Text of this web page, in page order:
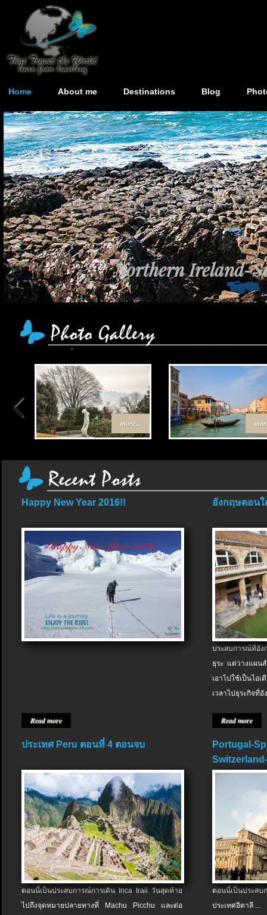
Home About me Destinations Blog
Northern Ireland-
more...
Happy New Year 2016!!
Read more
อังกฤษตอนใ
ประสบการณ์ที่อัง
ธุระ แต่วางแผน
เอาไปใช้เป็นไอ
เวลาไปธุระกิจที่อั
Read more
ประเทศ Peru ตอนที่ 4 ตอนจบ
ตอนนี้เป็นประสบการณ์การเดิน Inca trail วันสุดท้าย
ไปถึงจุดหมายปลายทางที่ Machu Picchu และต่อ
Portugal-
ตอนนี้เป็นประส
ประเทศอิตาลี ...